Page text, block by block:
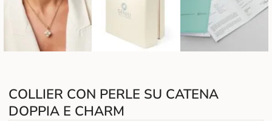
COLLIER CON PERLE SU CATENA
DOPPIA E CHARM